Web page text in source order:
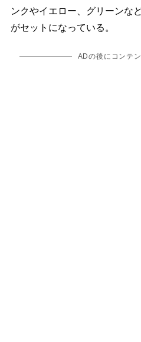
ンクやイエロー、グリーンな
がセットになっている。
ADの後にコンテ